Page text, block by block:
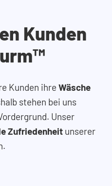
Kunden
Kunden ihreWäsche
stehen bei uns
Unser
Zufriedenheit unserer